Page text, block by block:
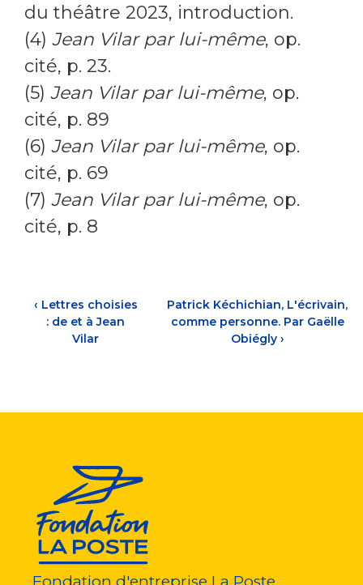
du théâtre 2023, introduction.
(4) Jean Vilar par lui-même, op.
cité, p. 23.
(5) Jean Vilar par lui-même, op.
cité, p. 89
(6) Jean Vilar par lui-même, op.
cité, p. 69
(7) Jean Vilar par lui-même, op.
cité, p. 8
‹ Lettres choisies
: de et à Jean
Vilar
Patrick Kéchichian, L'écrivain,
comme personne. Par Gaëlle
Obiégly ›